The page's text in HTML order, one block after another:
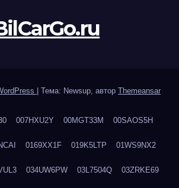
Тема: Newsup, автор Themeansar
007HXU2Y 00MGT33M 00SAOS5H
0169XX1F 019K5LTP 01WS9NX2
034UW6PW 03L7504Q 03ZRKE69